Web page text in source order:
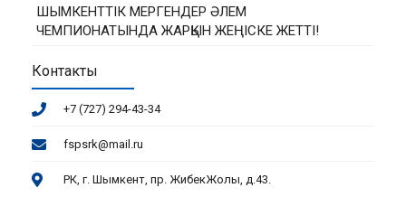
ШЫМКЕНТТІК МЕРГЕНДЕР ӘЛЕМ
ЧЕМПИОНАТЫНДА ЖАРҚЫН ЖЕҢІСКЕ ЖЕТТІ!
Контакты
+7 (727) 294-43-34
fspsrk@mail.ru
РК, г. Шымкент, пр. ЖибекЖолы, д.43.